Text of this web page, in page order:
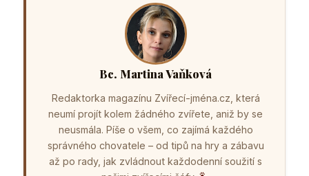
Bc. Martina Vaňková
Redaktorka magazínu Zvířecí-jména.cz, která
neumí projít kolem žádného zvířete, aniž by se
neusmála. Píše o všem, co zajímá každého
správného chovatele – od tipů na hry a zábavu
až po rady, jak zvládnout každodenní soužití s